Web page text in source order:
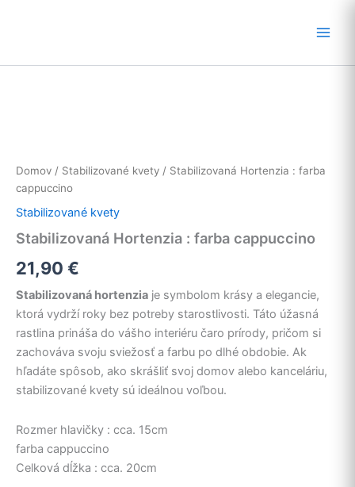
Domov / Stabilizované kvety / Stabilizovaná Hortenzia : farba
cappuccino
Stabilizované kvety
Stabilizovaná Hortenzia : farba cappuccino
21,90 €
Stabilizovaná hortenzia je symbolom krásy a elegancie,
ktorá vydrží roky bez potreby starostlivosti. Táto úžasná
rastlina prináša do vášho interiéru čaro prírody, pričom si
zachováva svoju sviežosť a farbu po dlhé obdobie. Ak
hľadáte spôsob, ako skrášliť svoj domov alebo kanceláriu,
stabilizované kvety sú ideálnou voľbou.
Rozmer hlavičky : cca. 15cm
farba cappuccino
Celková dĺžka : cca. 20cm